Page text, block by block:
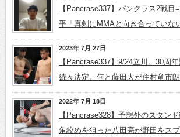
【Pancrase337】パンクラス2戦
平「真剣にMMAと向き合っていな
2023年 7月 27日
【Pancrase337】9/24立川。30周
続々決定。何と藤田大が住村竜市
2022年 7月 18日
【Pancrase328】予想外のスタン
角絞めを狙った八田亮が野田をス